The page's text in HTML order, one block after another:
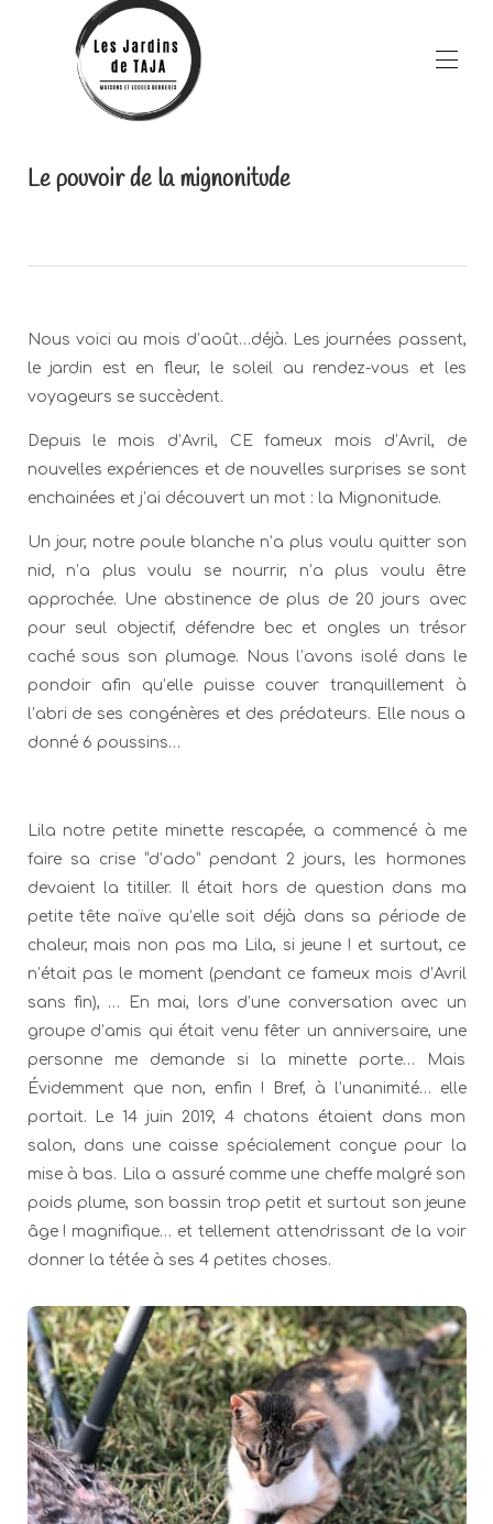
Nos hébergements
A Propos
Contactez-nous
Offres spéciales !!
Galerie Photos
Le pouvoir de la mignonitude
Nous voici au mois d’août…déjà. Les journées passent,
le jardin est en fleur, le soleil au rendez-vous et les
voyageurs se succèdent.
Depuis le mois d’Avril, CE fameux mois d’Avril, de
nouvelles expériences et de nouvelles surprises se sont
enchainées et j’ai découvert un mot : la Mignonitude.
Un jour, notre poule blanche n’a plus voulu quitter son
nid, n’a plus voulu se nourrir, n’a plus voulu être
approchée. Une abstinence de plus de 20 jours avec
pour seul objectif, défendre bec et ongles un trésor
caché sous son plumage. Nous l’avons isolé dans le
pondoir afin qu’elle puisse couver tranquillement à
l’abri de ses congénères et des prédateurs. Elle nous a
donné 6 poussins…
Lila notre petite minette rescapée, a commencé à me
faire sa crise “d’ado” pendant 2 jours, les hormones
devaient la titiller. Il était hors de question dans ma
petite tête naïve qu’elle soit déjà dans sa période de
chaleur, mais non pas ma Lila, si jeune ! et surtout, ce
n’était pas le moment (pendant ce fameux mois d’Avril
sans fin), … En mai, lors d’une conversation avec un
groupe d’amis qui était venu fêter un anniversaire, une
personne me demande si la minette porte… Mais
Évidemment que non, enfin ! Bref, à l’unanimité… elle
portait. Le 14 juin 2019, 4 chatons étaient dans mon
salon, dans une caisse spécialement conçue pour la
mise à bas. Lila a assuré comme une cheffe malgré son
poids plume, son bassin trop petit et surtout son jeune
âge ! magnifique… et tellement attendrissant de la voir
donner la tétée à ses 4 petites choses.